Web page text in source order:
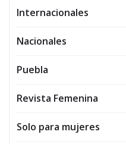
Internacionales
Nacionales
Puebla
Revista Femenina
Solo para mujeres